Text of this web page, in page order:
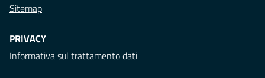
Sitemap
PRIVACY
Informativa sul trattamento dati